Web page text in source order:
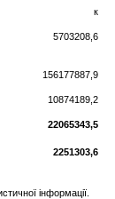
к
5703208,6
156177887,9
10874189,2
22065343,5
2251303,6
інформації.